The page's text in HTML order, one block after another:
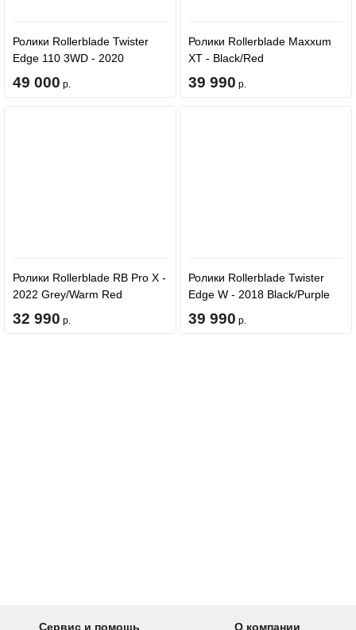
Ролики Rollerblade Twister
Edge 110 3WD - 2020
Black/Mango
49 000 р.
Ролики Rollerblade Maxxum
XT - Black/Red
39 990 р.
Ролики Rollerblade RB Pro X -
2022 Grey/Warm Red
32 990 р.
Ролики Rollerblade Twister
Edge W - 2018 Black/Purple
39 990 р.
Сервис и помощь О компании